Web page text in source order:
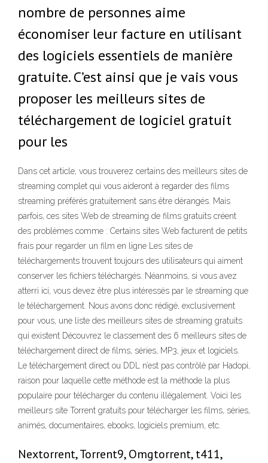
nombre de personnes aime
économiser leur facture en utilisant
des logiciels essentiels de manière
gratuite. C’est ainsi que je vais vous
proposer les meilleurs sites de
téléchargement de logiciel gratuit
pour les
Dans cet article, vous trouverez certains des meilleurs sites de
streaming complet qui vous aideront à regarder des films
streaming préférés gratuitement sans être dérangés. Mais
parfois, ces sites Web de streaming de films gratuits créent
des problèmes comme : Certains sites Web facturent de petits
frais pour regarder un film en ligne Les sites de
téléchargements trouvent toujours des utilisateurs qui aiment
conserver les fichiers téléchargés. Néanmoins, si vous avez
atterri ici, vous devez être plus intéressés par le streaming que
le téléchargement. Nous avons donc rédigé, exclusivement
pour vous, une liste des meilleurs sites de streaming gratuits
qui existent Découvrez le classement des 6 meilleurs sites de
téléchargement direct de films, séries, MP3, jeux et logiciels.
Le téléchargement direct ou DDL n’est pas contrôlé par Hadopi,
raison pour laquelle cette méthode est la méthode la plus
populaire pour télécharger du contenu illégalement. Voici les
meilleurs site Torrent gratuits pour télécharger les films, séries,
animés, documentaires, ebooks, logiciels premium, etc.
Nextorrent, Torrent9, Omgtorrent, t411,